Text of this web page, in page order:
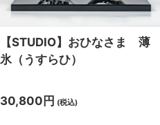
【STUDIO】おひなさま 薄
氷（うすらひ）
30,800円 (税込)